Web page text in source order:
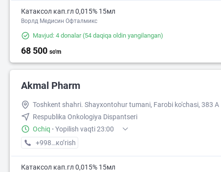
Катаксол кап.гл 0,015% 15мл
Ворлд Медисин Офталмикс
Mavjud: 4 donalar(54 daqiqa oldin yangilangan)
68 500 so'm
Akmal Pharm
Toshkent shahri. Shayxontohur tumani, Farobi ko'chasi, 383 A
Respublika Onkologiya Dispantseri
Ochiq · Yopilish vaqti 23:00
+998 (99) XXX-XX-XX
кo’rish
Катаксол кап.гл 0,015% 15мл